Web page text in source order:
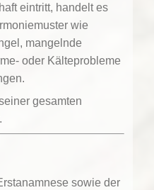
eintritt, handelt es
wie
mangelnde
oder Kälteprobleme
gesamten
sowie der